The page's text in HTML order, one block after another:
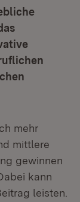
mehr
mittlere
gewinnen
kann
leisten.